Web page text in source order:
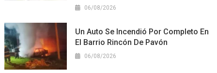
06/08/2026
Un Auto Se Incendió Por Completo En
El Barrio Rincón De Pavón
06/08/2026